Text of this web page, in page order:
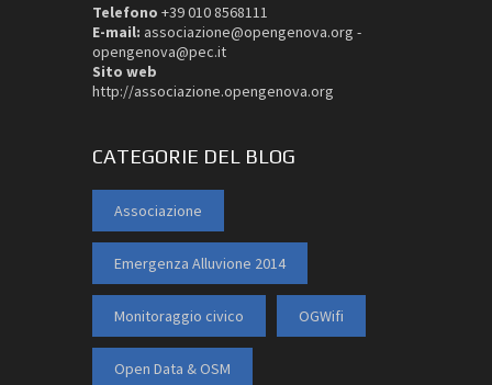
Telefono +39 010 8568111
E-mail: associazione@opengenova.org -
opengenova@pec.it
Sito web
http://associazione.opengenova.org
CATEGORIE DEL BLOG
Associazione
Emergenza Alluvione 2014
Monitoraggio civico OGWifi
Open Data & OSM